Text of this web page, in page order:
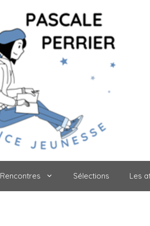
Rencontres Sélections Les